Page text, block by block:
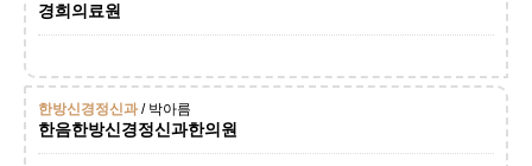
경희의료원
한방신경정신과/ 박아름
한음한방신경정신과한의원